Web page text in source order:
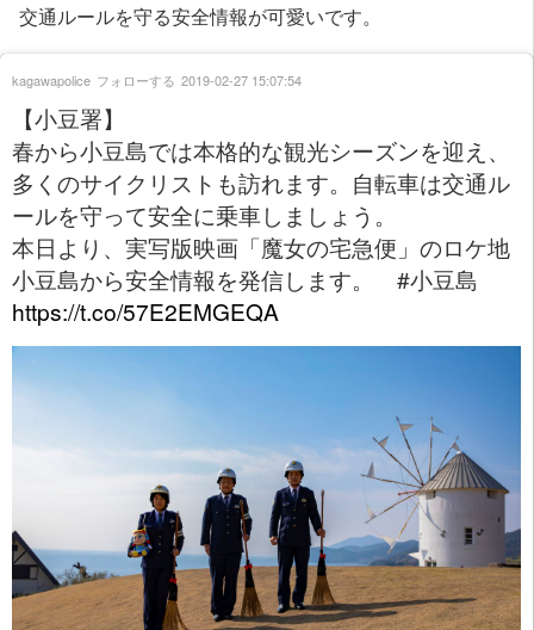
交通ルールを守る安全情報が可愛いです。
【小豆署】
春から小豆島では本格的な観光シーズンを迎え、
多くのサイクリストも訪れます。自転車は交通ル
ールを守って安全に乗車しましょう。
本日より、実写版映画「魔女の宅急便」のロケ地
小豆島から安全情報を発信します。 #小豆島
https://t.co/57E2EMGEQA
kagawapolice フォローする 2019-02-27 15:07:54